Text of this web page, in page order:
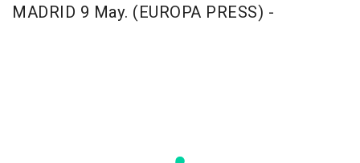
MADRID 9 May. (EUROPA PRESS) -